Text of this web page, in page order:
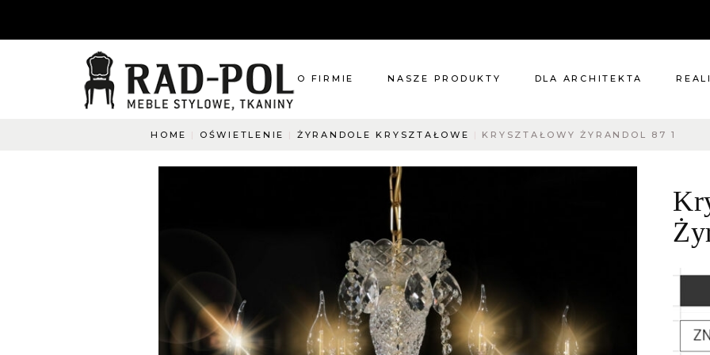
O FIRMIE
Napisz do nas
NASZE PRODUKTY
Pomieszczenia
Oświetlenie
Renowacje
Kuchnie
Dodatki
Tkaniny
Katalog
DLA ARCHITEKTA
HOME OŚWIETLENIE ŻYRANDOLE KRYSZTAŁOWE KRYSZTAŁOWY ŻYRANDOL 87 1